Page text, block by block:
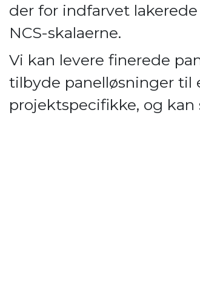
der for indfarvet
NCS-skalaerne.
Vi kan levere finerede
tilbyde panelløsninger til
projektspecifikke, og kan